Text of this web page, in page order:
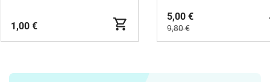
1,00 €
5,00 €
9,80 €